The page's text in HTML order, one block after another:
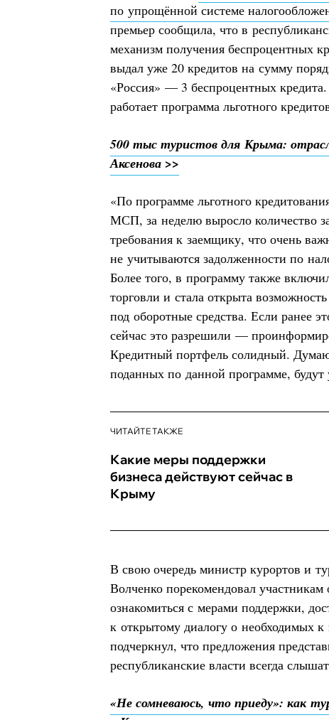
по упрощённой системе
премьер сообщила, что в
механизм получения беспроцентных
выдал уже 20 кредитов на сумму
«Россия» — 3 беспроцентных
работает программа льготного
500 тыс туристов для Крыма:
Аксенова >>
«По программе льготного
МСП, за неделю выросло количество
требования к заемщику, что очень
не учитываются задолженности по
Более того, в программу также
торговли и стала открыта
под оборотные средства. Если ранее
сейчас это разрешили —
Кредитный портфель солидный.
поданных по данной программе, будут
ЧИТАЙТЕ ТАКЖЕ
Какие меры поддержки
бизнеса действуют сейчас в
Крыму
В свою очередь министр курортов и
Волченко порекомендовал
ознакомиться с мерами поддержки,
к открытому диалогу о необходимых
подчеркнул, что предложения
республиканские власти всегда
«Не сомневаюсь, что приеду»: как